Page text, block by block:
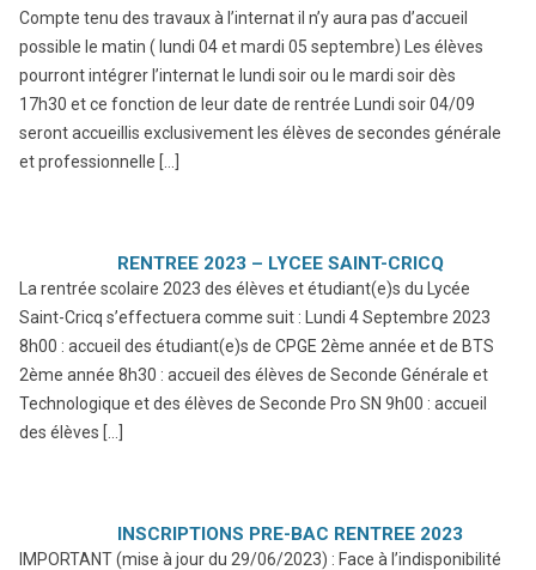
Compte tenu des travaux à l’internat il n’y aura pas d’accueil
possible le matin ( lundi 04 et mardi 05 septembre) Les élèves
pourront intégrer l’internat le lundi soir ou le mardi soir dès
17h30 et ce fonction de leur date de rentrée Lundi soir 04/09
seront accueillis exclusivement les élèves de secondes générale
et professionnelle […]
RENTREE 2023 – LYCEE SAINT-CRICQ
La rentrée scolaire 2023 des élèves et étudiant(e)s du Lycée
Saint-Cricq s’effectuera comme suit : Lundi 4 Septembre 2023
8h00 : accueil des étudiant(e)s de CPGE 2ème année et de BTS
2ème année 8h30 : accueil des élèves de Seconde Générale et
Technologique et des élèves de Seconde Pro SN 9h00 : accueil
des élèves […]
INSCRIPTIONS PRE-BAC RENTREE 2023
IMPORTANT (mise à jour du 29/06/2023) : Face à l’indisponibilité